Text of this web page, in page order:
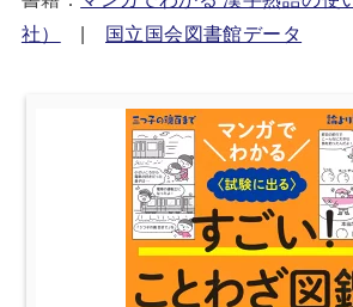
社）
国立国会図書館データ